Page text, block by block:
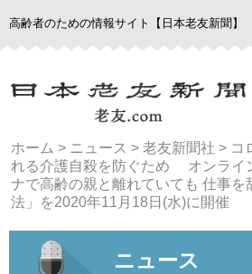
高齢者のための情報サイト【日本老友新聞】
ホーム > ニュース > 老友新聞社 > コ
れる介護自殺を防ぐため オンライ
ナで高齢の親と離れていても 仕事を
法」を2020年11月18日(水)に開催
ニュース